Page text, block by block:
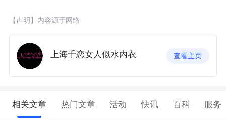
【声明】内容源于网络
上海千恋女人似水内衣 查看主页
相关文章 热门文章 活动 快讯 百科 服务